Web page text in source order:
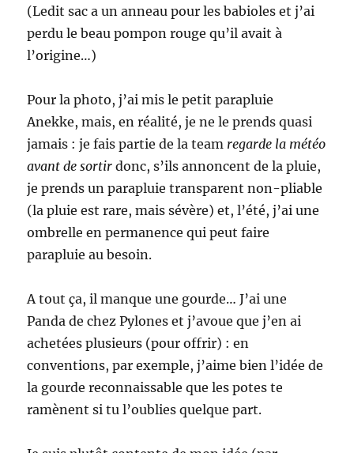
(Ledit sac a un anneau pour les babioles et j’ai
perdu le beau pompon rouge qu’il avait à
l’origine…)
Pour la photo, j’ai mis le petit parapluie
Anekke, mais, en réalité, je ne le prends quasi
jamais : je fais partie de la team regarde la météo
avant de sortir donc, s’ils annoncent de la pluie,
je prends un parapluie transparent non-pliable
(la pluie est rare, mais sévère) et, l’été, j’ai une
ombrelle en permanence qui peut faire
parapluie au besoin.
A tout ça, il manque une gourde… J’ai une
Panda de chez Pylones et j’avoue que j’en ai
achetées plusieurs (pour offrir) : en
conventions, par exemple, j’aime bien l’idée de
la gourde reconnaissable que les potes te
ramènent si tu l’oublies quelque part.